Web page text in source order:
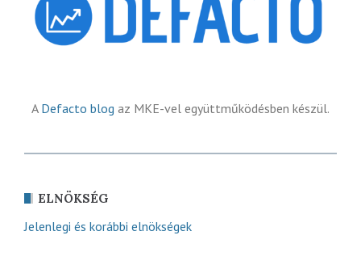
A Defacto blog az MKE-vel együttműködésben készül.
ELNÖKSÉG
Jelenlegi és korábbi elnökségek